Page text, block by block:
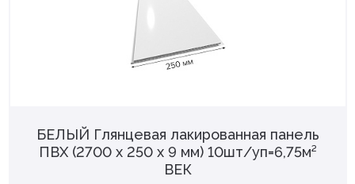
БЕЛЫЙ Глянцевая лакированная панель
ПВХ (2700 х 250 х 9 мм) 10шт/уп=6,75м²
ВЕК